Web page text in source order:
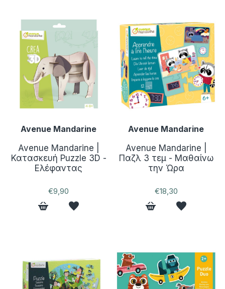
Avenue Mandarine
Avenue Mandarine |
Κατασκευή Puzzle 3D -
Ελέφαντας
€9,90
Avenue Mandarine
Avenue Mandarine |
Παζλ 3 τεμ - Μαθαίνω
την Ώρα
€18,30